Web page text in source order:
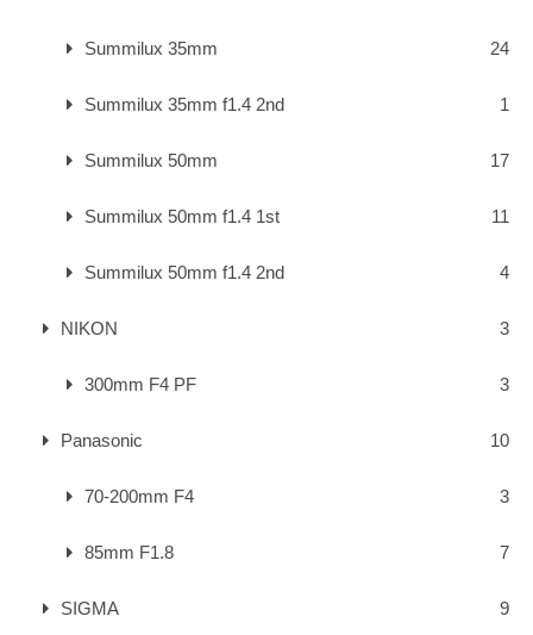
Summilux 35mm 24
Summilux 35mm f1.4 2nd 1
Summilux 50mm 17
Summilux 50mm f1.4 1st 11
Summilux 50mm f1.4 2nd 4
NIKON 3
300mm F4 PF 3
Panasonic 10
70-200mm F4 3
85mm F1.8 7
SIGMA 9